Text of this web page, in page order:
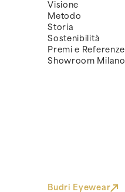
Visione
Metodo
Storia
Sostenibilità
Premi e Referenze
Showroom Milano
Budri Eyewear